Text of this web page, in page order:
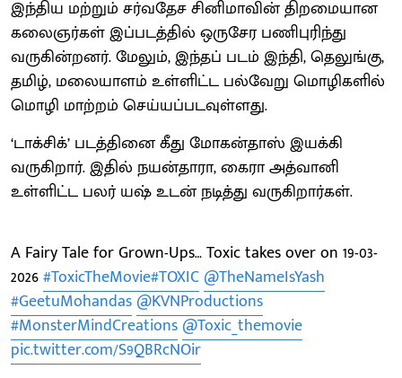
இந்திய மற்றும் சர்வதேச சினிமாவின் திறமையான
கலைஞர்கள் இப்படத்தில் ஒருசேர பணிபுரிந்து
வருகின்றனர். மேலும், இந்தப் படம் இந்தி, தெலுங்கு,
தமிழ், மலையாளம் உள்ளிட்ட பல்வேறு மொழிகளில்
மொழி மாற்றம் செய்யப்படவுள்ளது.
‘டாக்சிக்’ படத்தினை கீது மோகன்தாஸ் இயக்கி
வருகிறார். இதில் நயன்தாரா, கைரா அத்வானி
உள்ளிட்ட பலர் யஷ் உடன் நடித்து வருகிறார்கள்.
A Fairy Tale for Grown-Ups… Toxic takes over on 19-03-
2026#ToxicTheMovie#TOXIC @TheNameIsYash
#GeetuMohandas @KVNProductions
#MonsterMindCreations @Toxic_themovie
pic.twitter.com/S9QBRcNOir